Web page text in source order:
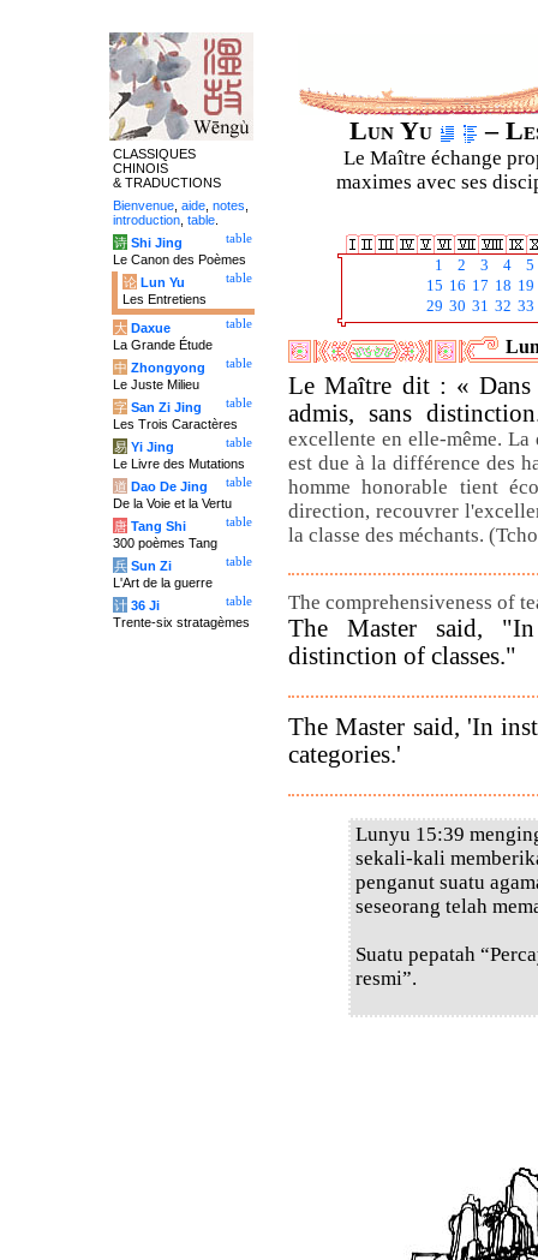
Lun Yu –
Le Maître échange
maximes avec ses
1 2 3 4
5
15 16 17 18 19
29 30 31 32 33
Le Maître dit : « Dans
admis, sans
excellente en elle-même.
est due à la différence des
homme honorable tient
direction, recouvrer
la classe des méchants.
The comprehensiveness of
The Master said,
distinction of classes."
The Master said, 'In
categories.'
Lunyu 15:39
sekali-kali
penganut suatu
seseorang telah
Suatu pepatah
resmi”.
CLASSIQUES
CHINOIS
& TRADUCTIONS
Bienvenue aide notes
introduction table
table
诗 Shi Jing
Le Canon des Poèmes
table
论 Lun Yu
Les Entretiens
table
大 Daxue
La Grande Étude
table
中 Zhongyong
Le Juste Milieu
table
字 San Zi Jing
Les Trois Caractères
table
易 Yi Jing
Le Livre des Mutations
table
道 Dao De Jing
De la Voie et la Vertu
table
唐 Tang Shi
300 poèmes Tang
table
兵 Sun Zi
L'Art de la guerre
table
计 36 Ji
Trente-six stratagèmes